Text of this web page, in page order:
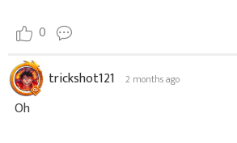
0
trickshot121 2 months ago
Oh